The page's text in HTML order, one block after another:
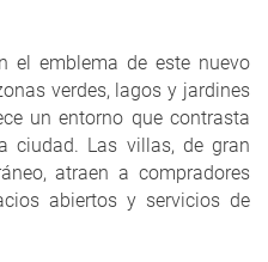
el emblema de este nuevo
verdes, lagos y jardines
un entorno que contrasta
ciudad. Las villas, de gran
atraen a compradores
abiertos y servicios de